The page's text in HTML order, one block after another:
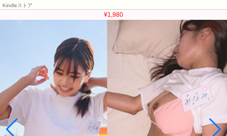
Kindleストア
¥1,980